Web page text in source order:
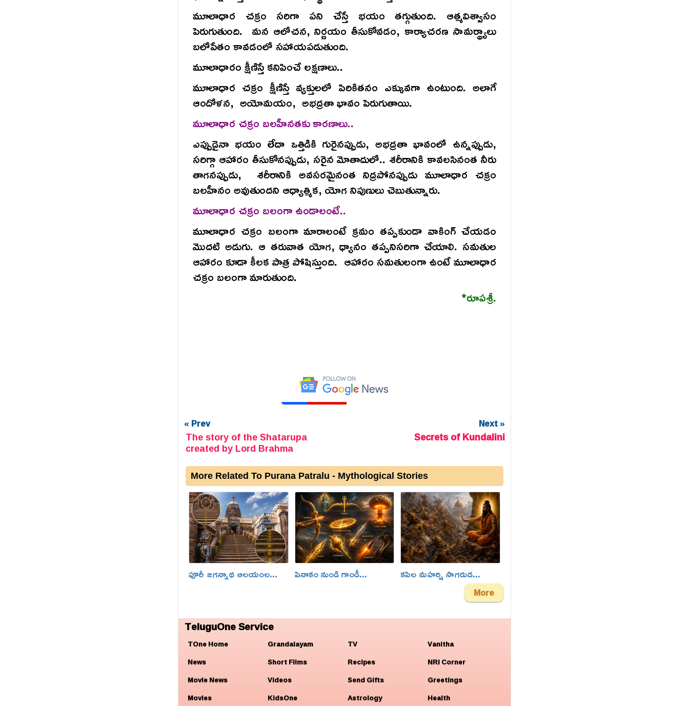
మూలాధార చక్రం సరిగా పని చేస్తే భయం తగ్గుతుంది. ఆత్మవిశ్వాసం
పెరుగుతుంది. మన ఆలోచన, నిర్ణయం తీసుకోవడం, కార్యాచరణ సామర్థ్యాలు
బలోపేతం కావడంలో సహాయపడుతుంది.
మూలాధారం క్షీణిస్తే కనిపించే లక్షణాలు..
మూలాధార చక్రం క్షీణిస్తే వ్యక్తులలో పిరికితనం ఎక్కువగా ఉంటుంది. అలాగే
ఆందోళన, అయోమయం, అభద్రతా భావం పెరుగుతాయి.
మూలాధార చక్రం బలహీనతకు కారణాలు..
ఎప్పుడైనా భయం లేదా ఒత్తిడికి గురైనప్పుడు, అభద్రతా భావంలో ఉన్నప్పుడు,
సరిగ్గా ఆహారం తీసుకోనప్పుడు, సరైన మోతాదులో.. శరీరానికి కావలసినంత నీరు
తాగనప్పుడు, శరీరానికి అవసరమైనంత నిద్రపోనప్పుడు మూలాధార చక్రం
బలహీనం అవుతుందని ఆధ్యాత్మిక, యోగ నిపుణులు చెబుతున్నారు.
మూలాధార చక్రం బలంగా ఉండాలంటే..
మూలాధార చక్రం బలంగా మారాలంటే క్రమం తప్పకుండా వాకింగ్ చేయడం
మొదటి అడుగు. ఆ తరువాత యోగ, ధ్యానం తప్పనిసరిగా చేయాలి. సమతుల
ఆహారం కూడా కీలక పాత్ర పోషిస్తుంది. ఆహారం సమతులంగా ఉంటే మూలాధార
చక్రం బలంగా మారుతుంది.
*రూపశ్రీ.
« Prev
The story of the Shatarupa
created by Lord Brahma
Next »
Secrets of Kundalini
More Related To Purana Patralu - Mythological Stories
పూరీ జగన్నాథ ఆలయంల... పినాకం నుండి గాండీ... కపిల మహర్షి సాగరుడ...
More
TeluguOne Service
TOne Home
News
Movie News
Movies
Grandalayam
Short Films
Videos
KidsOne
TV
Recipes
Send Gifts
Astrology
Vanitha
NRI Corner
Greetings
Health